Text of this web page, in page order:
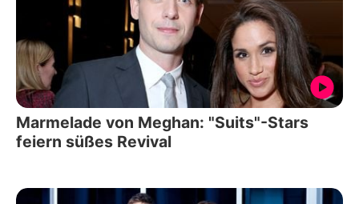
Marmelade von Meghan: "Suits"-Stars
feiern süßes Revival